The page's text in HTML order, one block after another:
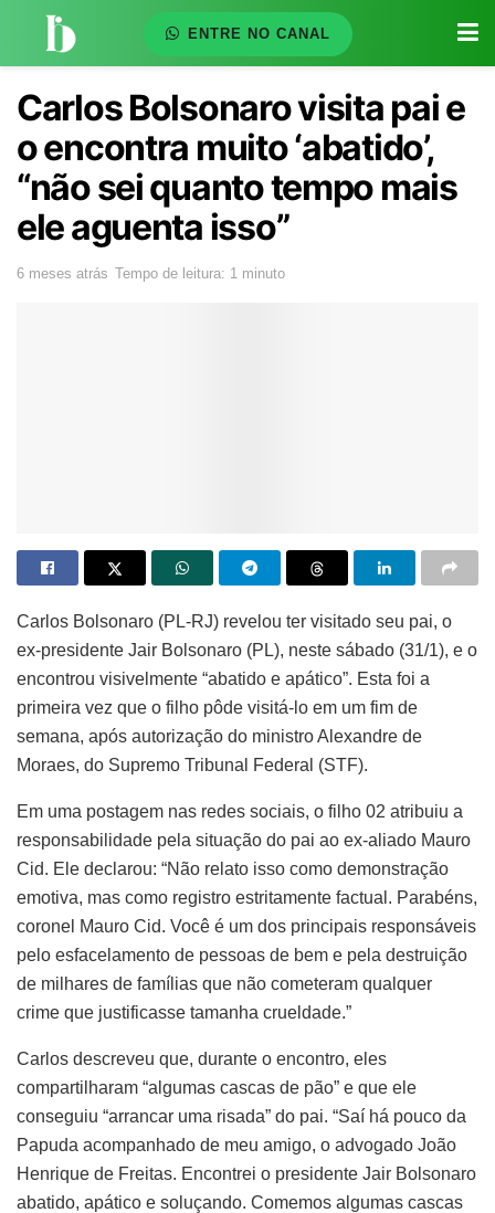
ENTRE NO CANAL
Carlos Bolsonaro visita pai e
o encontra muito ‘abatido’,
“não sei quanto tempo mais
ele aguenta isso”
6 meses atrás Tempo de leitura: 1 minuto
Carlos Bolsonaro (PL-RJ) revelou ter visitado seu pai, o
ex-presidente Jair Bolsonaro (PL), neste sábado (31/1), e o
encontrou visivelmente “abatido e apático”. Esta foi a
primeira vez que o filho pôde visitá-lo em um fim de
semana, após autorização do ministro Alexandre de
Moraes, do Supremo Tribunal Federal (STF).
Em uma postagem nas redes sociais, o filho 02 atribuiu a
responsabilidade pela situação do pai ao ex-aliado Mauro
Cid. Ele declarou: “Não relato isso como demonstração
emotiva, mas como registro estritamente factual. Parabéns,
coronel Mauro Cid. Você é um dos principais responsáveis
pelo esfacelamento de pessoas de bem e pela destruição
de milhares de famílias que não cometeram qualquer
crime que justificasse tamanha crueldade.”
Carlos descreveu que, durante o encontro, eles
compartilharam “algumas cascas de pão” e que ele
conseguiu “arrancar uma risada” do pai. “Saí há pouco da
Papuda acompanhado de meu amigo, o advogado João
Henrique de Freitas. Encontrei o presidente Jair Bolsonaro
abatido, apático e soluçando. Comemos algumas cascas